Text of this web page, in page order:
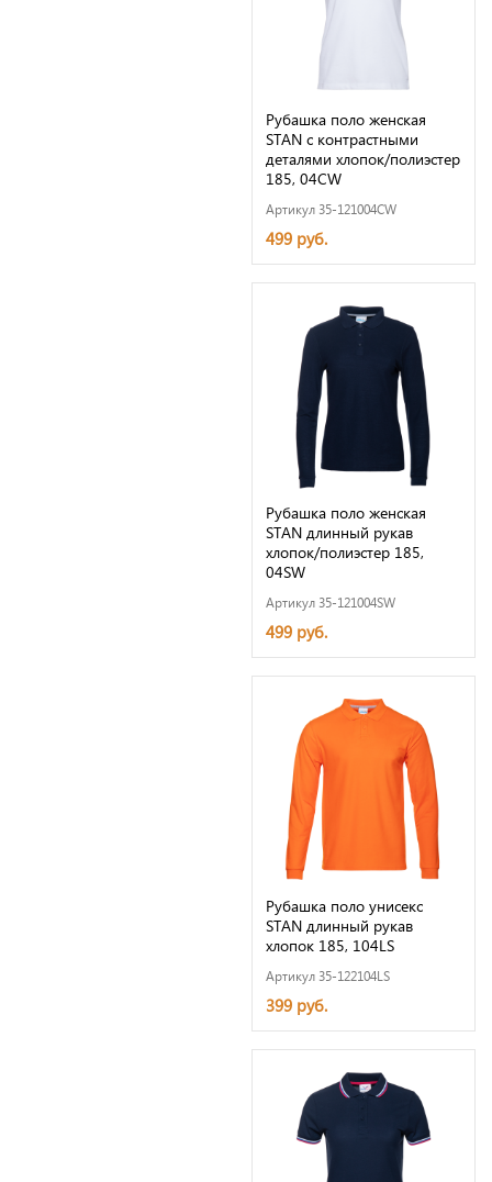
Рубашка поло женская
STAN с контрастными
деталями хлопок/полиэстер
185, 04CW
Артикул 35-121004CW
499 руб.
Рубашка поло женская
STAN длинный рукав
хлопок/полиэстер 185,
04SW
Артикул 35-121004SW
499 руб.
Рубашка поло унисекс
STAN длинный рукав
хлопок 185, 104LS
Артикул 35-122104LS
399 руб.